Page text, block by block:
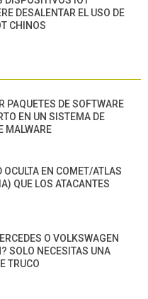
DESALENTAR EL USO DE
CHINOS
PAQUETES DE SOFTWARE
EN UN SISTEMA DE
MALWARE
EN COMET/ATLAS
QUE LOS ATACANTES
O VOLKSWAGEN
SOLO NECESITAS UNA
TRUCO